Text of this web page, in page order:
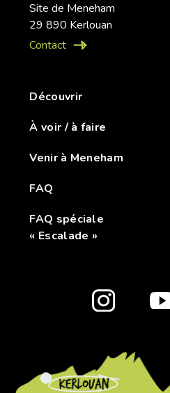
Site de Meneham
29 890 Kerlouan
Contact
Découvrir
À voir / à faire
Venir à Meneham
FAQ
FAQ spéciale
« Escalade »